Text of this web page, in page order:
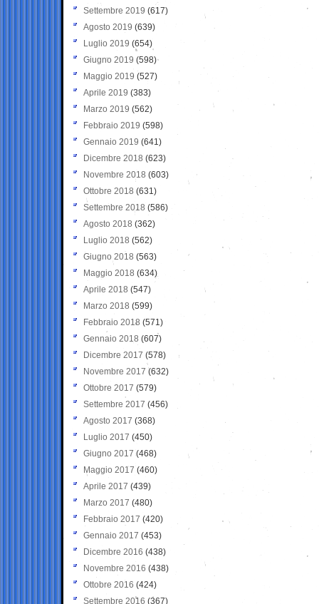
Settembre 2019 (617)
Agosto 2019 (639)
Luglio 2019 (654)
Giugno 2019 (598)
Maggio 2019 (527)
Aprile 2019 (383)
Marzo 2019 (562)
Febbraio 2019 (598)
Gennaio 2019 (641)
Dicembre 2018 (623)
Novembre 2018 (603)
Ottobre 2018 (631)
Settembre 2018 (586)
Agosto 2018 (362)
Luglio 2018 (562)
Giugno 2018 (563)
Maggio 2018 (634)
Aprile 2018 (547)
Marzo 2018 (599)
Febbraio 2018 (571)
Gennaio 2018 (607)
Dicembre 2017 (578)
Novembre 2017 (632)
Ottobre 2017 (579)
Settembre 2017 (456)
Agosto 2017 (368)
Luglio 2017 (450)
Giugno 2017 (468)
Maggio 2017 (460)
Aprile 2017 (439)
Marzo 2017 (480)
Febbraio 2017 (420)
Gennaio 2017 (453)
Dicembre 2016 (438)
Novembre 2016 (438)
Ottobre 2016 (424)
Settembre 2016 (367)